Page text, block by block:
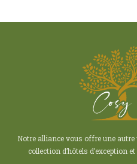
Notre alliance vous offre une
collection d’hôtels d’exception